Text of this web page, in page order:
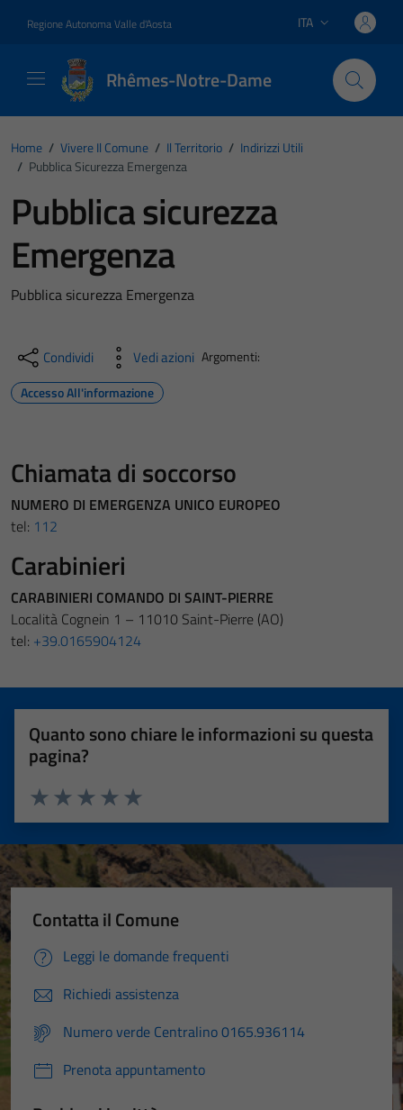
Regione Autonoma Valle d'Aosta Lingua attiva:
ITA
Rhêmes-Notre-Dame
Home / Vivere Il Comune / Il Territorio / Indirizzi Utili
/ Pubblica Sicurezza Emergenza
Pubblica sicurezza
Emergenza
Pubblica sicurezza Emergenza
Condividi Vedi azioni Argomenti:
Accesso All'informazione
Chiamata di soccorso
NUMERO DI EMERGENZA UNICO EUROPEO
tel: 112
Carabinieri
CARABINIERI COMANDO DI SAINT-PIERRE
Località Cognein 1 – 11010 Saint-Pierre (AO)
tel: +39.0165904124
Quanto sono chiare le informazioni su questa
pagina?
Valuta 5 stelle su 5
Valuta 4 stelle su 5
Valuta 3 stelle su 5
Valuta 2 stelle su 5
Valuta 1 stelle su 5
Contatta il Comune
Leggi le domande frequenti
Richiedi assistenza
Numero verde Centralino 0165.936114
Prenota appuntamento